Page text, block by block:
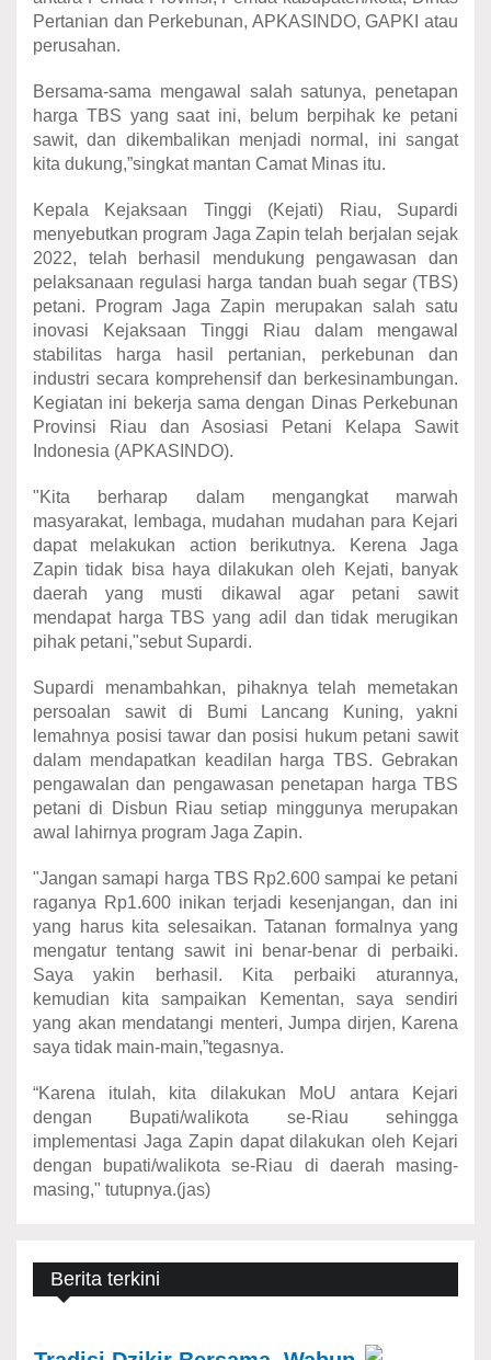
Pertanian dan Perkebunan, APKASINDO, GAPKI atau
perusahan.
Bersama-sama mengawal salah satunya, penetapan
harga TBS yang saat ini, belum berpihak ke petani
sawit, dan dikembalikan menjadi normal, ini sangat
kita dukung,”singkat mantan Camat Minas itu.
Kepala Kejaksaan Tinggi (Kejati) Riau, Supardi
menyebutkan program Jaga Zapin telah berjalan sejak
2022, telah berhasil mendukung pengawasan dan
pelaksanaan regulasi harga tandan buah segar (TBS)
petani. Program Jaga Zapin merupakan salah satu
inovasi Kejaksaan Tinggi Riau dalam mengawal
stabilitas harga hasil pertanian, perkebunan dan
industri secara komprehensif dan berkesinambungan.
Kegiatan ini bekerja sama dengan Dinas Perkebunan
Provinsi Riau dan Asosiasi Petani Kelapa Sawit
Indonesia (APKASINDO).
"Kita berharap dalam mengangkat marwah
masyarakat, lembaga, mudahan mudahan para Kejari
dapat melakukan action berikutnya. Kerena Jaga
Zapin tidak bisa haya dilakukan oleh Kejati, banyak
daerah yang musti dikawal agar petani sawit
mendapat harga TBS yang adil dan tidak merugikan
pihak petani,"sebut Supardi.
Supardi menambahkan, pihaknya telah memetakan
persoalan sawit di Bumi Lancang Kuning, yakni
lemahnya posisi tawar dan posisi hukum petani sawit
dalam mendapatkan keadilan harga TBS. Gebrakan
pengawalan dan pengawasan penetapan harga TBS
petani di Disbun Riau setiap minggunya merupakan
awal lahirnya program Jaga Zapin.
"Jangan samapi harga TBS Rp2.600 sampai ke petani
raganya Rp1.600 inikan terjadi kesenjangan, dan ini
yang harus kita selesaikan. Tatanan formalnya yang
mengatur tentang sawit ini benar-benar di perbaiki.
Saya yakin berhasil. Kita perbaiki aturannya,
kemudian kita sampaikan Kementan, saya sendiri
yang akan mendatangi menteri, Jumpa dirjen, Karena
saya tidak main-main,”tegasnya.
“Karena itulah, kita dilakukan MoU antara Kejari
dengan Bupati/walikota se-Riau sehingga
implementasi Jaga Zapin dapat dilakukan oleh Kejari
dengan bupati/walikota se-Riau di daerah masing-
masing," tutupnya.(jas)
Berita terkini